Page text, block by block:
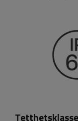
Tetthetsklasse